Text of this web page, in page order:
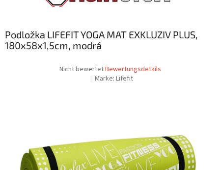
Podložka LIFEFIT YOGA MAT EXKLUZIV PLUS,
180x58x1,5cm, modrá
Die
durchschnittliche
Nicht bewertetBewertungsdetails
Marke:Lifefit